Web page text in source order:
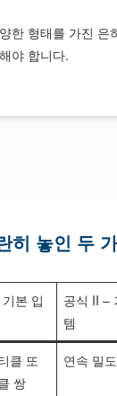
한 형태를 가진 은
야 합니다.
히 놓인 두
본 입
공식 II –
템
클 또
쌍
연속 밀